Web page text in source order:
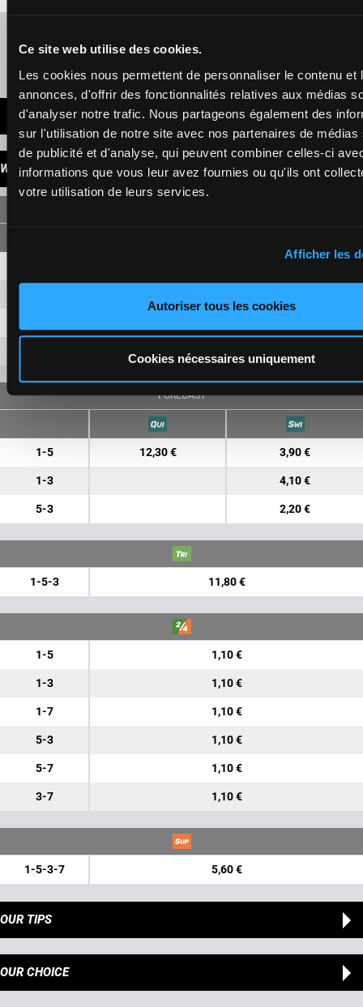
Ce site web utilise des cookies.
Les cookies nous permettent de personnaliser le contenu et
annonces, d'offrir des fonctionnalités relatives aux médias
d'analyser notre trafic. Nous partageons également des
sur l'utilisation de notre site avec nos partenaires de médias
de publicité et d'analyse, qui peuvent combiner celles-ci
informations que vous leur avez fournies ou qu'ils ont
votre utilisation de leurs services.
Afficher les
Autoriser tous les cookies
Cookies nécessaires uniquement
LATEST NEWS
WINNINGS
FORECAST
1-5 12,30 € 3,90 €
1-3 4,10 €
5-3 2,20 €
1-5-3 11,80 €
1-5 1,10 €
1-3 1,10 €
1-7 1,10 €
5-3 1,10 €
5-7 1,10 €
3-7 1,10 €
1-5-3-7 5,60 €
OUR TIPS
OUR CHOICE